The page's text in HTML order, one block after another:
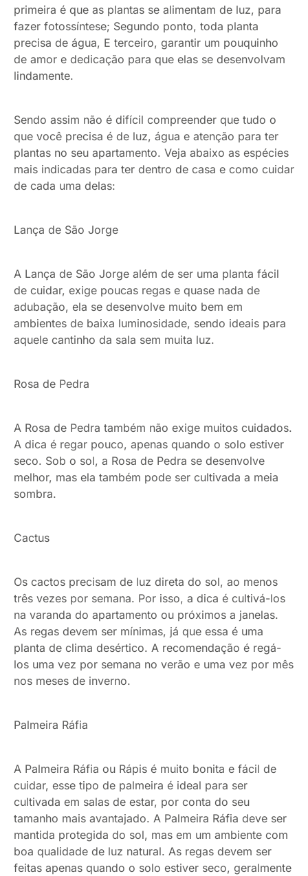
primeira é que as plantas se alimentam de luz, para
fazer fotossíntese; Segundo ponto, toda planta
precisa de água, E terceiro, garantir um pouquinho
de amor e dedicação para que elas se desenvolvam
lindamente.
Sendo assim não é difícil compreender que tudo o
que você precisa é de luz, água e atenção para ter
plantas no seu apartamento. Veja abaixo as espécies
mais indicadas para ter dentro de casa e como cuidar
de cada uma delas:
Lança de São Jorge
A Lança de São Jorge além de ser uma planta fácil
de cuidar, exige poucas regas e quase nada de
adubação, ela se desenvolve muito bem em
ambientes de baixa luminosidade, sendo ideais para
aquele cantinho da sala sem muita luz.
Rosa de Pedra
A Rosa de Pedra também não exige muitos cuidados.
A dica é regar pouco, apenas quando o solo estiver
seco. Sob o sol, a Rosa de Pedra se desenvolve
melhor, mas ela também pode ser cultivada a meia
sombra.
Cactus
Os cactos precisam de luz direta do sol, ao menos
três vezes por semana. Por isso, a dica é cultivá-los
na varanda do apartamento ou próximos a janelas.
As regas devem ser mínimas, já que essa é uma
planta de clima desértico. A recomendação é regá-
los uma vez por semana no verão e uma vez por mês
nos meses de inverno.
Palmeira Ráfia
A Palmeira Ráfia ou Rápis é muito bonita e fácil de
cuidar, esse tipo de palmeira é ideal para ser
cultivada em salas de estar, por conta do seu
tamanho mais avantajado. A Palmeira Ráfia deve ser
mantida protegida do sol, mas em um ambiente com
boa qualidade de luz natural. As regas devem ser
feitas apenas quando o solo estiver seco, geralmente